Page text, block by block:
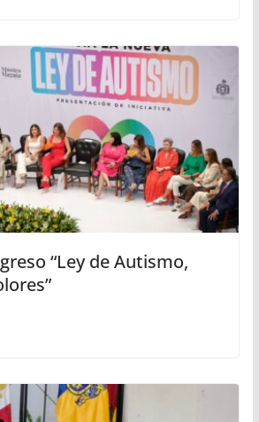
“Ley de Autismo,